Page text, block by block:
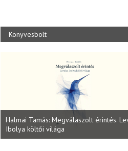
Könyvesbolt
Halmai Tamás: Megválaszolt érintés.
Ibolya költői világa